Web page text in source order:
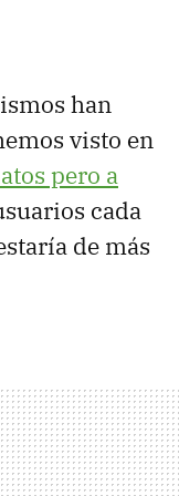
han
visto en
pero a
cada
de más